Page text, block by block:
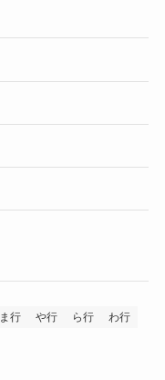
ま行 や行 ら行 わ行